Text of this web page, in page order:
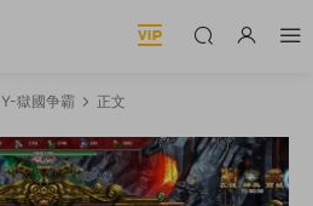
Y-獄國争霸 正文